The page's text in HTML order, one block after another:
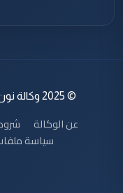
© 2025 وكالة نون الخبرية. جميع الحقوق محفوظة.
عن الوكالة
سياسة